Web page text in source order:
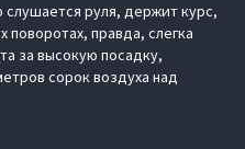
слушается руля, держит курс,
поворотах, правда, слегка
за высокую посадку,
сорок воздуха над